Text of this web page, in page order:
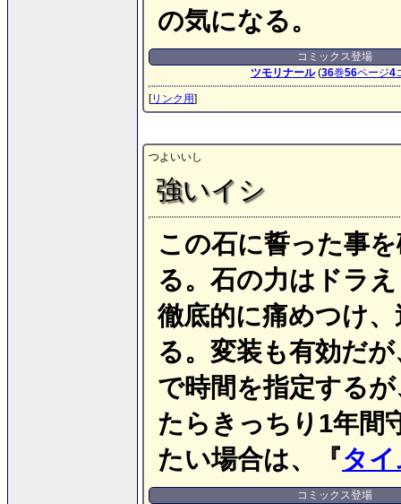
の気になる。
コミックス登場
ツモリナール(36巻56ページ4
[リンク用]
つよいいし
強いイシ
この石に誓った事
る。石の力はドラ
徹底的に痛めつけ
る。変装も有効だ
で時間を指定する
たらきっちり1年間
たい場合は、『タ
コミックス登場